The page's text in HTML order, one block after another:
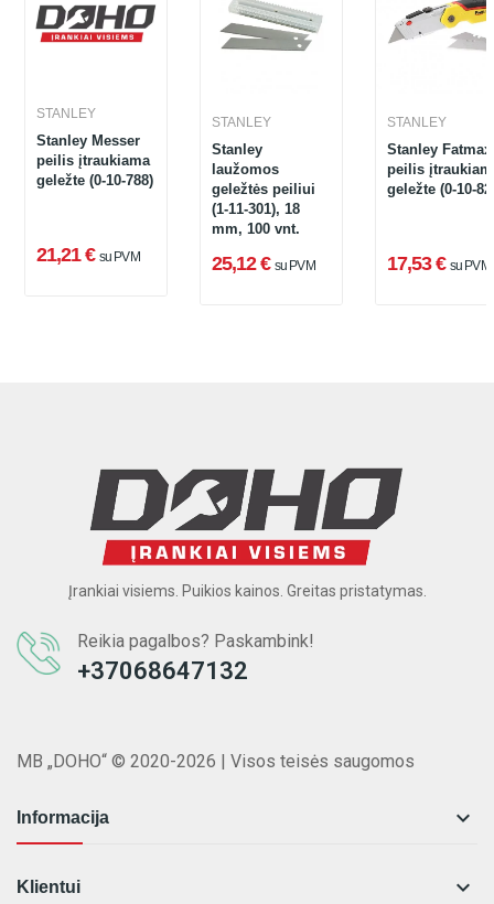
STANLEY
Stanley Messer
peilis įtraukiama
geležte (0-10-788)
21,21 € su PVM
STANLEY
Stanley
laužomos
geležtės peiliui
(1-11-301), 18
mm, 100 vnt.
25,12 € su PVM
STANLEY
Stanley Fatmax
peilis
geležte (0-10-
17,53 € su PVM
Įrankiai visiems. Puikios kainos. Greitas pristatymas.
Reikia pagalbos? Paskambink!
+37068647132
MB „DOHO“ © 2020-2026 | Visos teisės saugomos
Informacija 
Klientui 